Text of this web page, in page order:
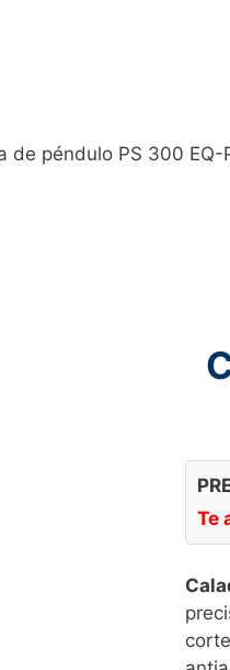
de péndulo PS 300 EQ-
Te